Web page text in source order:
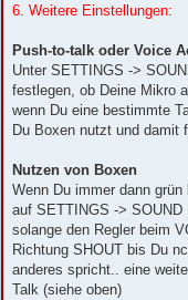
6. Weitere Einstellungen:
Push-to-talk oder Voice
Unter SETTINGS ->
festlegen, ob Deine Mikro
wenn Du eine bestimmte
Du Boxen nutzt und damit
Nutzen von Boxen
Wenn Du immer dann
auf SETTINGS ->
solange den Regler beim
Richtung SHOUT bis Du
anderes spricht.. eine
Talk (siehe oben)